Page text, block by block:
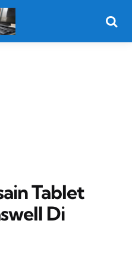
Tablet
Di